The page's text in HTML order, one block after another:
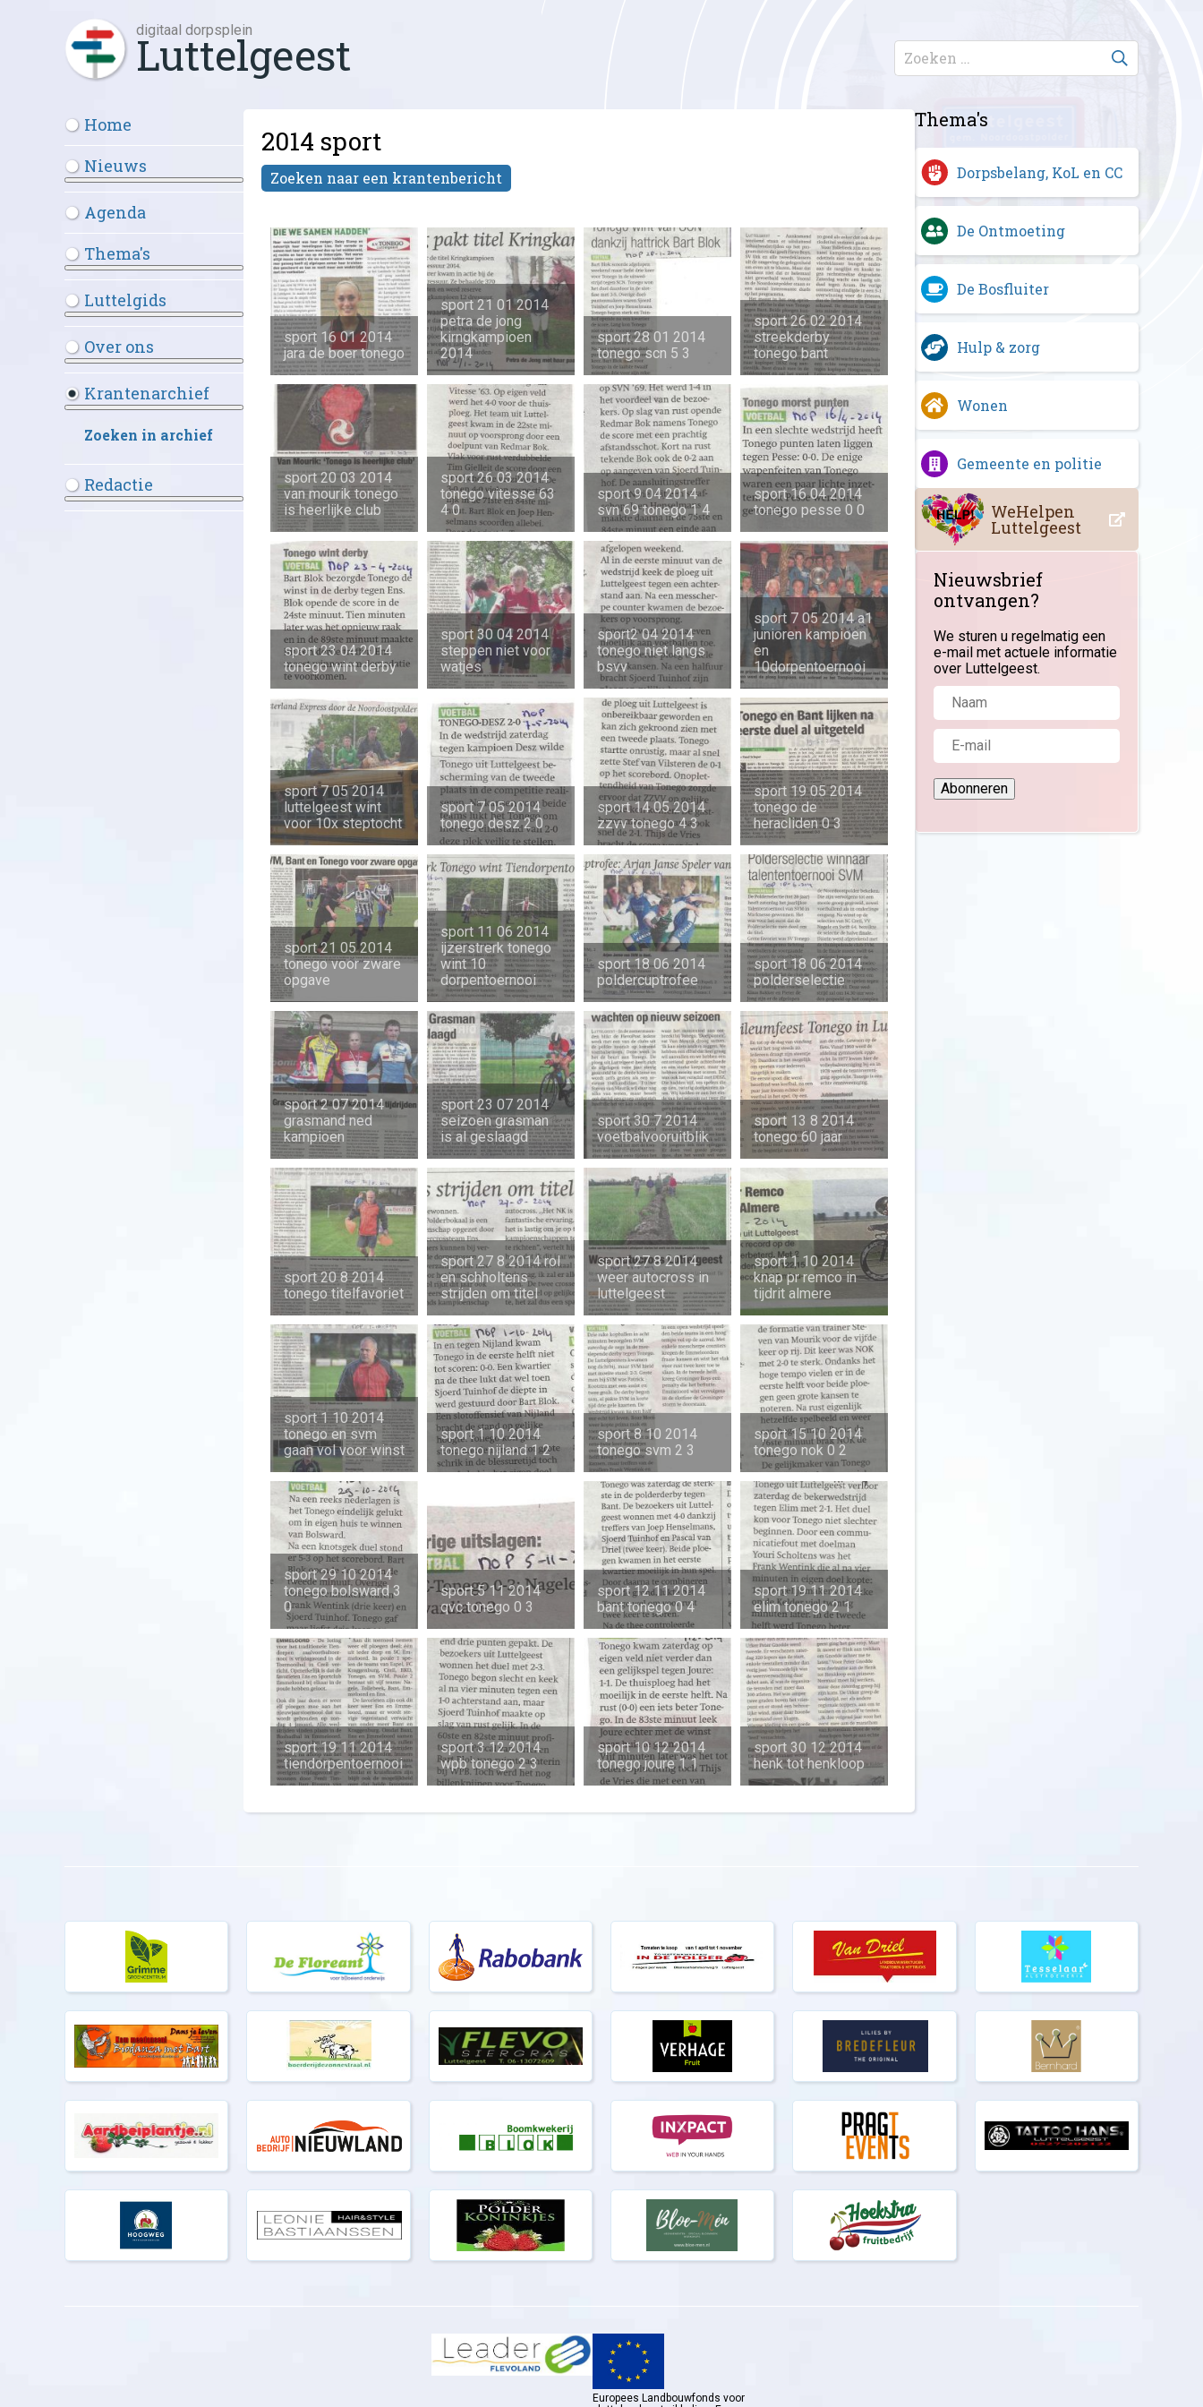
digitaal dorpsplein
Luttelgeest
Home
Nieuws
Meer over: Nieuws
Agenda
Thema's
Meer over: Thema's
Luttelgids
Meer over: Luttelgids
Over ons
Meer over: Over ons
Krantenarchief
Meer over: Krantenarchief
Zoeken in archief
Redactie
Meer over: Redactie
2014 sport
Zoeken naar een krantenbericht
sport 16 01 2014
jara de boer tonego
sport 21 01 2014
petra de jong
kirngkampioen
2014
sport 28 01 2014
tonego scn 5 3
sport 26 02 2014
streekderby
tonego bant
sport 20 03 2014
van mourik tonego
is heerlijke club
sport 26 03 2014
tonego vitesse 63
4 0
sport 9 04 2014
svn 69 tonego 1 4
sport 16 04 2014
tonego pesse 0 0
sport 23 04 2014
tonego wint derby
sport 30 04 2014
steppen niet voor
watjes
sport2 04 2014
tonego niet langs
bsvv
sport 7 05 2014 a1
junioren kampioen
en
10dorpentoernooi
sport 7 05 2014
luttelgeest wint
voor 10x steptocht
sport 7 05 2014
tonego desz 2 0
sport 14 05 2014
zzvv tonego 4 3
sport 19 05 2014
tonego de
heracliden 0 3
sport 21 05 2014
tonego voor zware
opgave
sport 11 06 2014
ijzerstrerk tonego
wint 10
dorpentoernooi
sport 18 06 2014
poldercuptrofee
sport 18 06 2014
polderselectie
sport 2 07 2014
grasmand ned
kampioen
sport 23 07 2014
seizoen grasman
is al geslaagd
sport 30 7 2014
voetbalvooruitblik
sport 13 8 2014
tonego 60 jaar
sport 20 8 2014
tonego titelfavoriet
sport 27 8 2014 rol
en schholtens
strijden om titel
sport 27 8 2014
weer autocross in
luttelgeest
sport 1 10 2014
knap pr remco in
tijdrit almere
sport 1 10 2014
tonego en svm
gaan vol voor winst
sport 1 10 2014
tonego nijland 1 2
sport 8 10 2014
tonego svm 2 3
sport 15 10 2014
tonego nok 0 2
sport 29 10 2014
tonego bolsward 3
0
sport 5 11 2014
qvc tonego 0 3
sport 12 11 2014
bant tonego 0 4
sport 19 11 2014
elim tonego 2 1
sport 19 11 2014
tiendorpentoernooi
sport 3 12 2014
wpb tonego 2 3
sport 10 12 2014
tonego joure 1 1
sport 30 12 2014
henk tot henkloop
Thema's
Dorpsbelang, KoL en CC
De Ontmoeting
De Bosfluiter
Hulp & zorg
Wonen
Gemeente en politie
WeHelpen
Luttelgeest
Nieuwsbrief
ontvangen?
We sturen u regelmatig een
e-mail met actuele informatie
over Luttelgeest.
Abonneren
Europees Landbouwfonds voor